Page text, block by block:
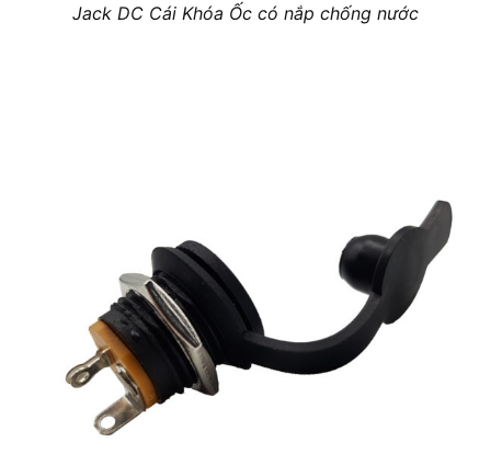
Jack DC Cái Khóa Ốc có nắp chống nước